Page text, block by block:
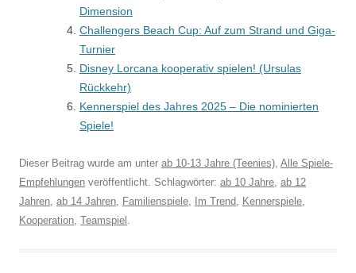
Dimension
Challengers Beach Cup: Auf zum Strand und Giga-
Turnier
Disney Lorcana kooperativ spielen! (Ursulas
Rückkehr)
Kennerspiel des Jahres 2025 – Die nominierten
Spiele!
Dieser Beitrag wurde am unter ab 10-13 Jahre (Teenies), Alle Spiele-
Empfehlungen veröffentlicht. Schlagwörter: ab 10 Jahre, ab 12
Jahren, ab 14 Jahren, Familienspiele, Im Trend, Kennerspiele,
Kooperation, Teamspiel .